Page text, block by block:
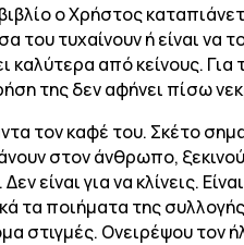
ο Χρήστος
του τυχαίνουν ή είναι
καλύτερα από κείνους.
της δεν αφήνει πίσω
τον καφέ του. Σκέτο
στον άνθρωπο,
είναι για να κλίνεις.
τα ποιήματα της
στιγμές. Ονειρέψου τον